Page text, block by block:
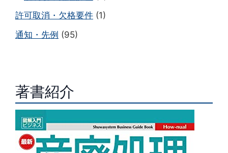
許可取消・欠格要件 (1)
通知・先例 (95)
著書紹介